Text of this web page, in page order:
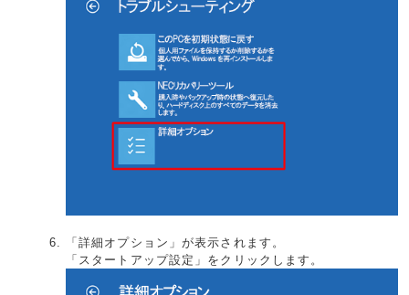
「詳細オプション」が表示されます。
「スタートアップ設定」をクリックします。